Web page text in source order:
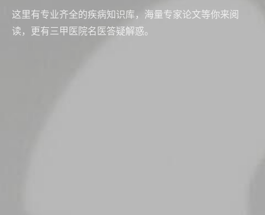
这里有专业齐全的疾病知识库，海量专家论文等你来阅
读，更有三甲医院名医答疑解惑。